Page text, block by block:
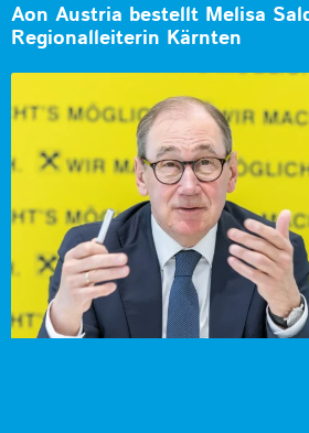
Aon Austria bestellt Melisa
Regionalleiterin Kärnten